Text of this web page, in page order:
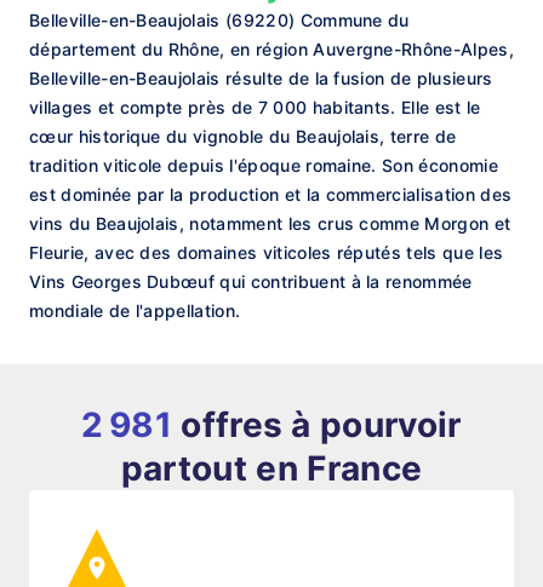
Belleville-en-Beaujolais (69220) Commune du
département du Rhône, en région Auvergne-Rhône-Alpes,
Belleville-en-Beaujolais résulte de la fusion de plusieurs
villages et compte près de 7 000 habitants. Elle est le
cœur historique du vignoble du Beaujolais, terre de
tradition viticole depuis l'époque romaine. Son économie
est dominée par la production et la commercialisation des
vins du Beaujolais, notamment les crus comme Morgon et
Fleurie, avec des domaines viticoles réputés tels que les
Vins Georges Dubœuf qui contribuent à la renommée
mondiale de l'appellation.
2 981 offres à pourvoir
partout en France